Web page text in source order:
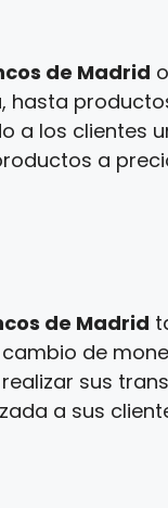
de Madrid
hasta
a los clientes
a
de Madrid
de
sus
a sus